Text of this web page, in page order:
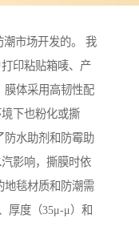
潮市场开发的。 我
印粘贴箱唛、产
膜体采用高韧性配
下也粉化或撕
防水助剂和防霉助
影响，撕膜时依
地毯材质和防潮需
厚度（35μ-μ）和